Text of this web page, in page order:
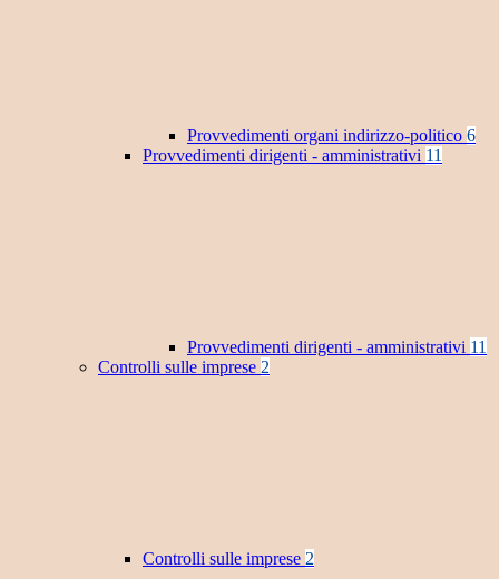
Provvedimenti organi indirizzo-politico 6
Provvedimenti dirigenti - amministrativi 11
Provvedimenti dirigenti - amministrativi 11
Controlli sulle imprese 2
Controlli sulle imprese 2